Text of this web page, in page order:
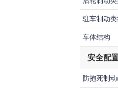
驻车制动类
车体结构
安全配
防抱死制